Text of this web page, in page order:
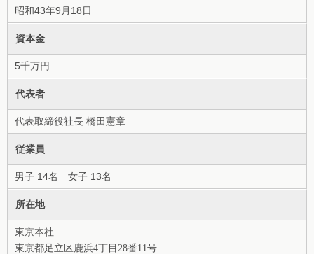
昭和43年9月18日
資本金
5千万円
代表者
代表取締役社長 橋田憲章
従業員
男子 14名 女子 13名
所在地
東京本社
東京都足立区鹿浜4丁目28番11号